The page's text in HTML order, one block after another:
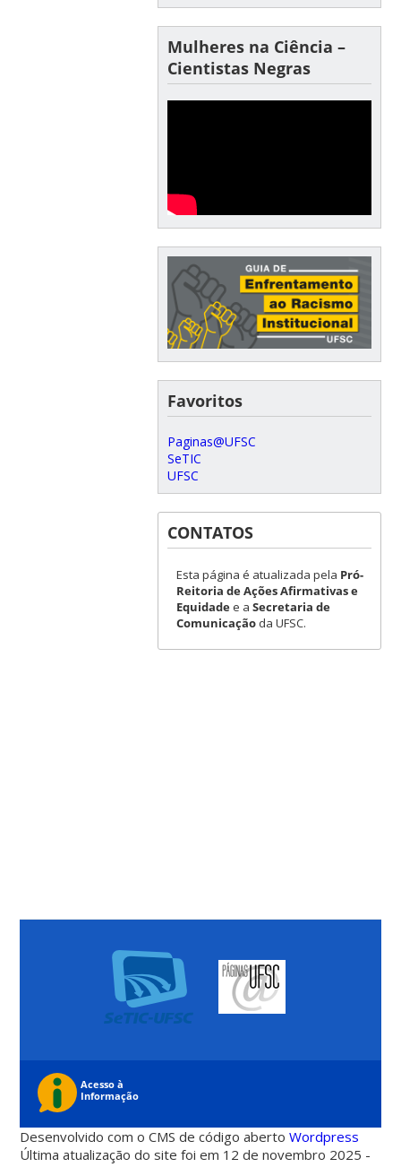
Mulheres na Ciência –
Cientistas Negras
Favoritos
Paginas@UFSC
SeTIC
UFSC
CONTATOS
Esta página é atualizada pela Pró-
Reitoria de Ações Afirmativas e
Equidadee a Secretaria de
Comunicaçãoda UFSC.
Desenvolvido com o CMS de código abertoWordpress
Última atualização do site foi em 12 de novembro 2025 -